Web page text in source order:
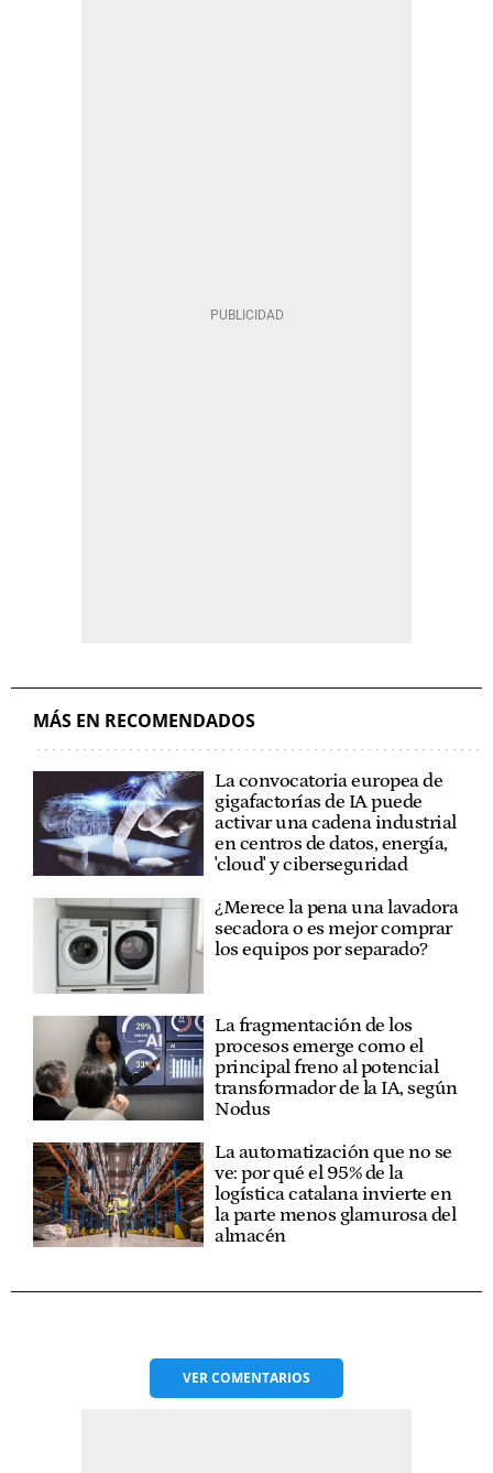
MÁS EN RECOMENDADOS
La convocatoria europea de
gigafactorías de IA puede
activar una cadena industrial
en centros de datos, energía,
'cloud' y ciberseguridad
¿Merece la pena una lavadora
secadora o es mejor comprar
los equipos por separado?
La fragmentación de los
procesos emerge como el
principal freno al potencial
transformador de la IA, según
Nodus
La automatización que no se
ve: por qué el 95% de la
logística catalana invierte en
la parte menos glamurosa del
almacén
VERCOMENTARIOS